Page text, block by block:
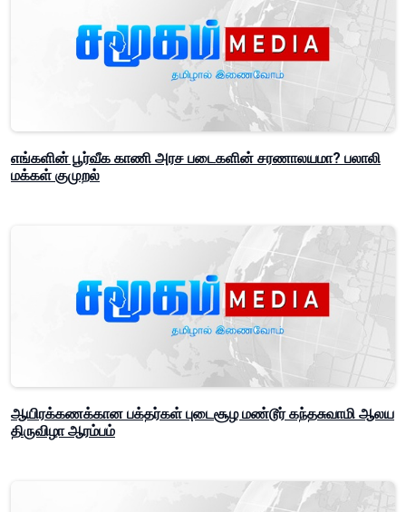
எங்களின் பூர்வீக காணி அரச படைகளின் சரணாலயமா? பலாலி
மக்கள் குமுறல்
ஆயிரக்கணக்கான பக்தர்கள் புடைசூழ மண்டூர் கந்தசுவாமி ஆலய
திருவிழா ஆரம்பம்